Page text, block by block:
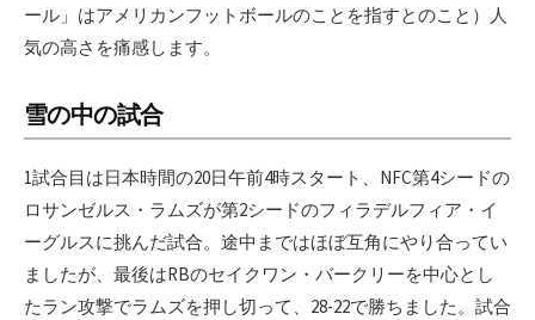
ール」はアメリカンフットボールのことを指すとのこと）人
気の高さを痛感します。
雪の中の試合
1試合目は日本時間の20日午前4時スタート、NFC第4シードの
ロサンゼルス・ラムズが第2シードのフィラデルフィア・イ
ーグルスに挑んだ試合。途中まではほぼ互角にやり合ってい
ましたが、最後はRBのセイクワン・バークリーを中心とし
たラン攻撃でラムズを押し切って、28-22で勝ちました。試合